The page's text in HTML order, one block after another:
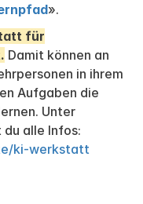
».
für
Damit können an
in ihrem
Aufgaben die
Unter
alle Infos:
ki-werkstatt